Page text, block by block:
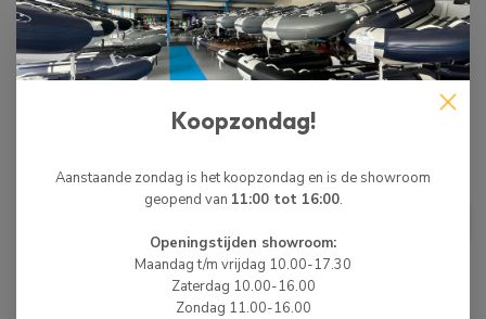
buitenboordmotoren van de merken Suzuki, Johnson en Evinrude.
De benzinetank is inclusief het handvat 50 cm lang, 34 cm breed
en 23 cm hoog.
HIBO Benzinetank Set 24 liter
Op voorraad
Koopzondag!
Aanstaande zondag is het koopzondag en is de showroom
geopend van 11:00 tot 16:00.
Openingstijden showroom:
Maandag t/m vrijdag 10.00-17.30
Zaterdag 10.00-16.00
Zondag 11.00-16.00